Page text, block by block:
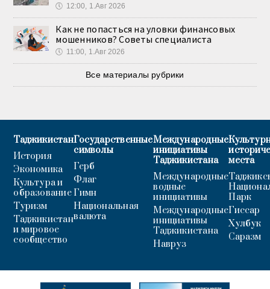
🕔 12:00, 1.Авг 2026
Как не попасться на уловки финансовых
мошенников? Советы специалиста
🕔 11:00, 1.Авг 2026
Все материалы рубрики
Таджикистан
История
Экономика
Культура и
образование
Туризм
Таджикистан
и мировое
сообщество
Государственные
символы
Герб
Флаг
Гимн
Национальная
валюта
Международные
инициативы
Таджикистана
Международные
водные
инициативы
Международные
инициативы
Таджикистана
Навруз
места
Парк
Гиссар
Хулбук
Саразм